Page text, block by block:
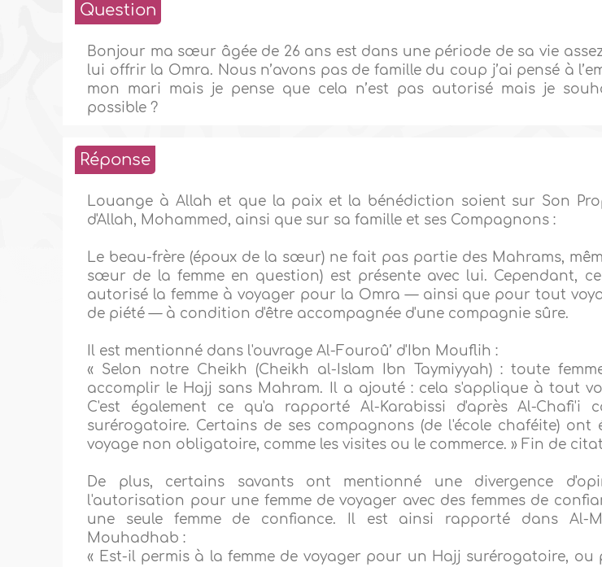
Question
Bonjour ma sœur âgée de 26 ans est dans une période de sa vie
lui offrir la Omra. Nous n’avons pas de famille du coup j’ai pensé à
mon mari mais je pense que cela n’est pas autorisé mais je
possible ?
Réponse
Louange à Allah et que la paix et la bénédiction soient sur Son
d'Allah, Mohammed, ainsi que sur sa famille et ses Compagnons :
Le beau-frère (époux de la sœur) ne fait pas partie des Mahrams,
sœur de la femme en question) est présente avec lui. Cependant,
autorisé la femme à voyager pour la Omra — ainsi que pour tout
de piété — à condition d'être accompagnée d'une compagnie sûre.
Il est mentionné dans l'ouvrage Al-Fouroû’ d'Ibn Mouflih :
« Selon notre Cheikh (Cheikh al-Islam Ibn Taymiyyah) : toute
accomplir le Hajj sans Mahram. Il a ajouté : cela s'applique à tout
C'est également ce qu'a rapporté Al-Karabissi d'après Al-Chafi'i
surérogatoire. Certains de ses compagnons (de l'école chaféite)
voyage non obligatoire, comme les visites ou le commerce. » Fin de
De plus, certains savants ont mentionné une divergence
l'autorisation pour une femme de voyager avec des femmes de
une seule femme de confiance. Il est ainsi rapporté dans Al-
Mouhadhab :
« Est-il permis à la femme de voyager pour un Hajj surérogatoire, ou